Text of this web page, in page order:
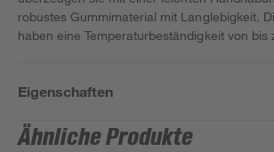
robustes Gummimaterial mit Langlebigkeit.
haben eine Temperaturbeständigkeit von bis
Eigenschaften
Ähnliche Produkte